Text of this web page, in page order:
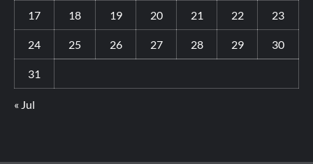
17 18 19 20 21 22 23
24 25 26 27 28 29 30
31
« Jul